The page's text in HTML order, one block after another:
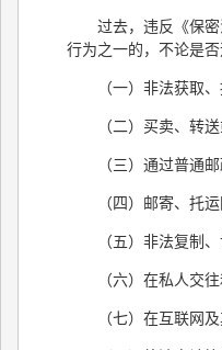
过去，违反《保
行为之一的，不论是
（一）非法获取
（二）买卖、转
（三）通过普通
（四）邮寄、托
（五）非法复制
（六）在私人交
（七）在互联网